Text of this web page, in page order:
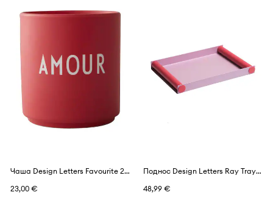
Чаша Design Letters Favourite 250 ml
23,00 €
Поднос Design Letters Ray Tray Medium
48,99 €